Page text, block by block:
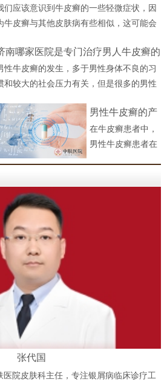
们应该意识到牛皮癣的一些轻微症状，因
牛皮癣与其他皮肤病有些相似，这可能会
有取得良好的效果。 济南......[详细]
南哪家医院是专门治疗男人牛皮癣的
性牛皮癣的发生，多于男性身体不良的习
和较大的社会压力有关，但是很多的男性
的隐私得到保护。那么济南......[详细]
男性牛皮癣的产
生因素分析
在牛皮癣患者中，
男性牛皮癣患者在
可能由很多因素共
张代国
院皮肤科主任，专注银屑病临床诊疗工